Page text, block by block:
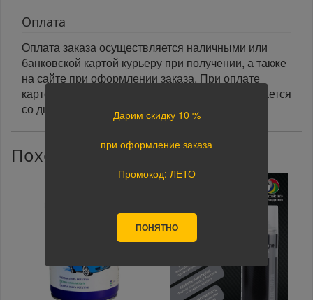
Оплата
Оплата заказа осуществляется наличными или
банковской картой курьеру при получении, а также
на сайте при оформлении заказа. При оплате
картой на сайте указанный срок доставки считается
со дня поступления оплаты.
Похожие товары
Дарим скидку 10 %
при оформление заказа
Промокод: ЛЕТО
ПОНЯТНО